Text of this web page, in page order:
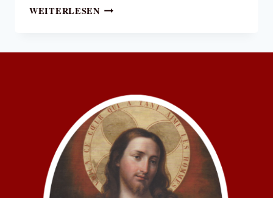
WEITERLESENELISABETH
(VON
ERKLÄRT,
WIE
NUR
GOTT
GLÜCKLICH
MACHEN
KANN